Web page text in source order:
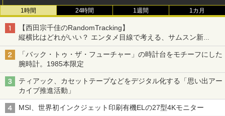
1時間 24時間 1週間 1カ月
【西田宗千佳のRandomTracking】
縦横比はどれがいい？ エンタメ目線で考える、サムスン新
「Galaxy Z Fold」
「バック・トゥ・ザ・フューチャー」の時計台をモチーフにした
腕時計。1985本限定
ティアック、カセットテープなどをデジタル化する「思い出アー
カイブ推進活動」
MSI、世界初インクジェット印刷有機ELの27型4Kモニター